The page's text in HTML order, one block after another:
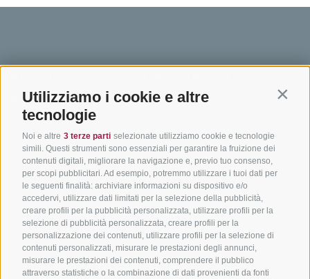
Utilizziamo i cookie e altre
tecnologie
Noi e altre 3 terze parti selezionate utilizziamo cookie e tecnologie
simili. Questi strumenti sono essenziali per garantire la fruizione dei
contenuti digitali, migliorare la navigazione e, previo tuo consenso,
per scopi pubblicitari. Ad esempio, potremmo utilizzare i tuoi dati per
le seguenti finalità: archiviare informazioni su dispositivo e/o
accedervi, utilizzare dati limitati per la selezione della pubblicità,
creare profili per la pubblicità personalizzata, utilizzare profili per la
selezione di pubblicità personalizzata, creare profili per la
personalizzazione dei contenuti, utilizzare profili per la selezione di
contenuti personalizzati, misurare le prestazioni degli annunci,
misurare le prestazioni dei contenuti, comprendere il pubblico
attraverso statistiche o la combinazione di dati provenienti da fonti
SÜDTIROL
Hotel & pacchetti
Pacchetti vacanze
Buoni vacanza
Hot Deals
Bike & Work
ADIGE
Adige
In bici da corsa in Alto
Adige
Ciclabili in Alto Adige
Scuole bike
Tutti i tour
Come
Meteo
Catalogo